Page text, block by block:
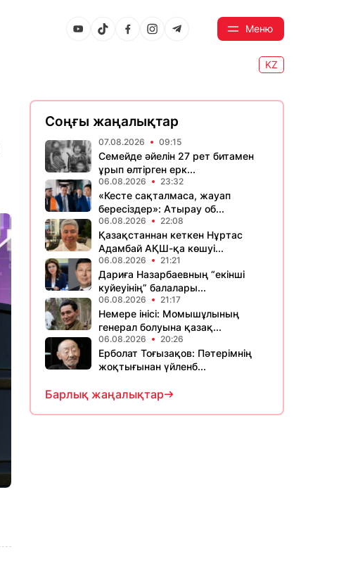
Меню
KZ
Соңғы жаңалықтар
07.08.2026 09:15
Семейде әйелін 27 рет битамен
ұрып өлтірген ерк...
06.08.2026 23:32
«Кесте сақталмаса, жауап
бересіздер»: Атырау об...
06.08.2026 22:08
Қазақстаннан кеткен Нұртас
Адамбай АҚШ-қа көшуі...
06.08.2026 21:21
Дариға Назарбаевның “екінші
куйеуінің” балалары...
06.08.2026 21:17
Немере інісі: Момышұлының
генерал болуына қазақ...
06.08.2026 20:26
Ерболат Тоғызақов: Пәтерімнің
жоқтығынан үйленб...
Барлық жаңалықтар